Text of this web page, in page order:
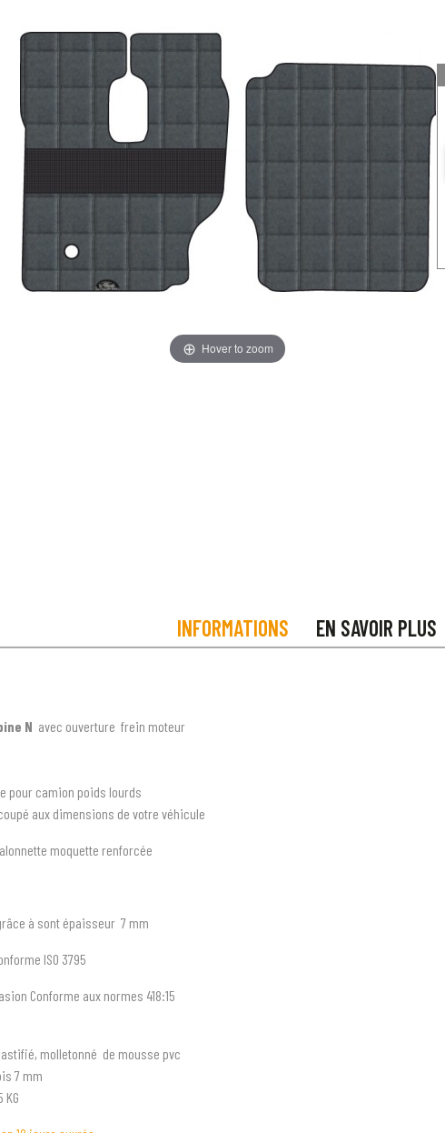
Hover to zoom
INFORMATIONS EN SAVOIR PLUS
N avec ouverture frein moteur
pour camion poids lourds
aux dimensions de votre véhicule
moquette renforcée
à sont épaisseur 7 mm
ISO 3795
Conforme aux normes 418:15
molletonné de mousse pvc
7 mm